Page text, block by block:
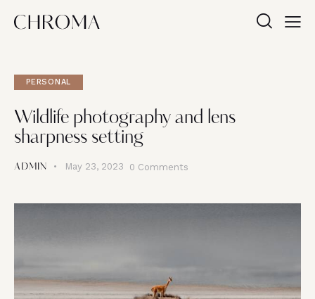
PERSONAL
Wildlife photography and lens
sharpness setting
ADMIN May 23, 2023 0 Comments